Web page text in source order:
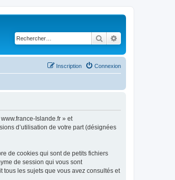
Rechercher
Connexion
Inscription
Islande.fr » et
d’utilisation de votre part (désignées
de cookies qui sont de petits fichiers
de session qui vous sont
tous les sujets que vous avez consultés et